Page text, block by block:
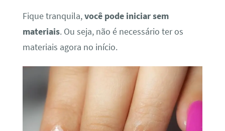
Fique tranquila,você pode iniciar sem
materiais. Ou seja, não é necessário ter os
materiais agora no início.